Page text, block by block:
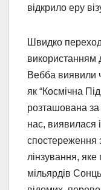
відкрило еру
Швидко
використанням
Вебба виявили
як “Космічна
розташована за
нас, виявилася
спостереження
лінзування,
мільярдів